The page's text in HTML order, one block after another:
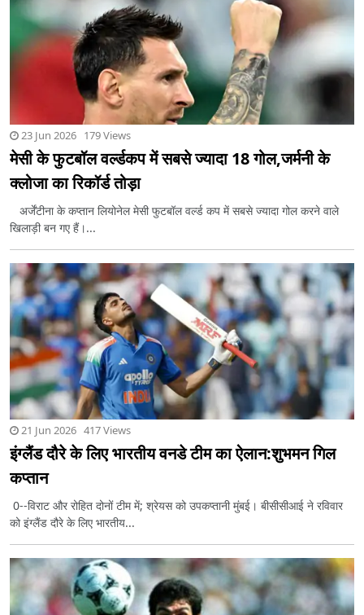
23 Jun 2026 179 Views
मेसी के फुटबॉल वर्ल्डकप में सबसे ज्यादा 18 गोल,जर्मनी के
क्लोजा का रिकॉर्ड तोड़ा
अर्जेंटीना के कप्तान लियोनेल मेसी फुटबॉल वर्ल्ड कप में सबसे ज्यादा गोल करने वाले
खिलाड़ी बन गए हैं।...
21 Jun 2026 417 Views
इंग्लैंड दौरे के लिए भारतीय वनडे टीम का ऐलान:शुभमन गिल
कप्तान
0--विराट और रोहित दोनों टीम में; श्रेयस को उपकप्तानी मुंबई। बीसीसीआई ने रविवार
को इंग्लैंड दौरे के लिए भारतीय...